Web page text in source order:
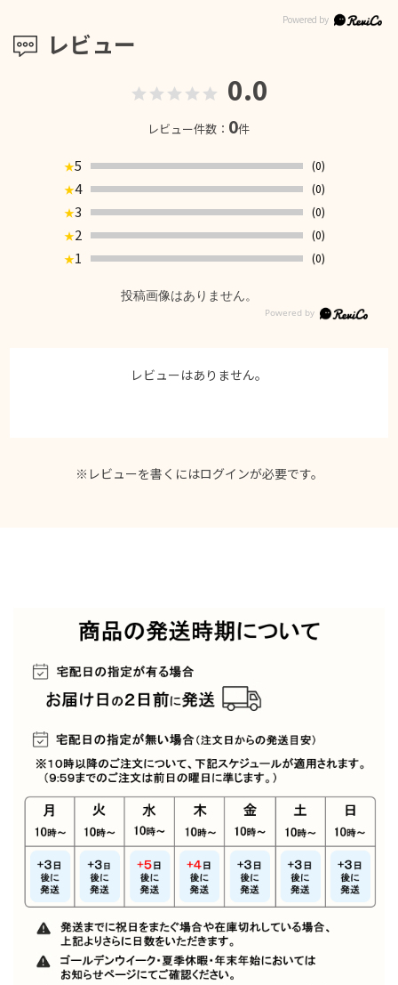
レビュー
0.0
レビュー件数： 0件
★5
(0)
★4
(0)
★3
(0)
★2
(0)
★1 (0)
投稿画像はありません。
レビューはありません。
※レビューを書くにはログインが必要です。